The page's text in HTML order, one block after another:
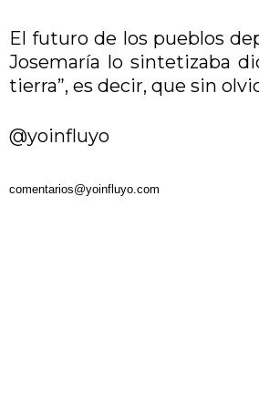
El futuro de los pueblos
Josemaría lo sintetizaba
tierra”, es decir, que sin
@yoinfluyo
comentarios@yoinfluyo.com